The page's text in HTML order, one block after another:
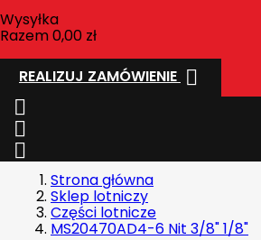
Wysyłka
Razem0,00 zł
REALIZUJ ZAMÓWIENIE 



Strona główna
Sklep lotniczy
Części lotnicze
MS20470AD4-6 Nit 3/8" 1/8"